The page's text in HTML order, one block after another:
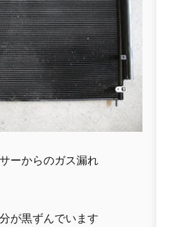
ーからのガス漏れ
が黒ずんでいます